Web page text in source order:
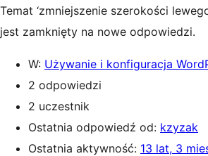
Temat ‘zmniejszenie szerokości
jest zamknięty na nowe odpowiedzi.
W: Używanie i konfiguracja
2 odpowiedzi
2 uczestnik
Ostatnia odpowiedź od: kzyzak
Ostatnia aktywność: 13 lat, 3